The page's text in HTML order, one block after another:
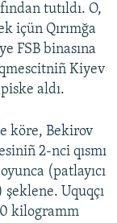
tutıldı. O,
içün Qırımğa
FSB binasına
Kiyev
aldı.
köre, Bekirov
2-nci qısmı
(patlayıcı
Uquqçı
kilogramm